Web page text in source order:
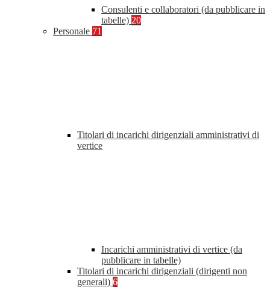
Consulenti e collaboratori (da pubblicare in
tabelle) 20
Personale 71
Titolari di incarichi dirigenziali amministrativi di
vertice
Incarichi amministrativi di vertice (da
pubblicare in tabelle)
Titolari di incarichi dirigenziali (dirigenti non
generali) 6